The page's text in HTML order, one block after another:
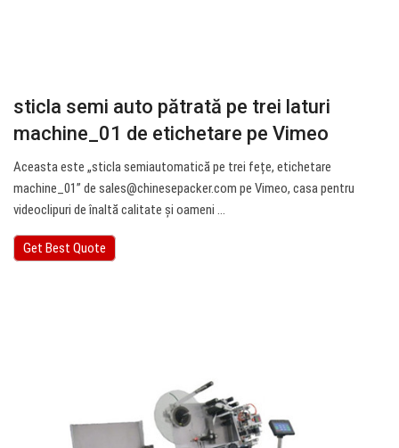
sticla semi auto pătrată pe trei laturi
machine_01 de etichetare pe Vimeo
Aceasta este „sticla semiautomatică pe trei fețe, etichetare
machine_01” de sales@chinesepacker.com pe Vimeo, casa pentru
videoclipuri de înaltă calitate și oameni ...
Get Best Quote